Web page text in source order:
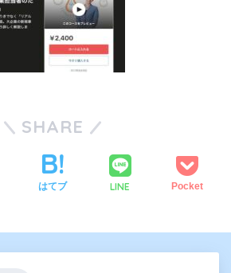
SHARE
はてブ LINE Pocket